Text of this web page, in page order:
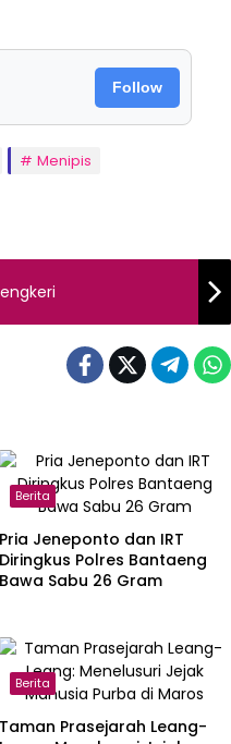
Follow
Menipis
Berita
Pria Jeneponto dan IRT
Diringkus Polres Bantaeng
Bawa Sabu 26 Gram
Berita
Taman Prasejarah Leang-